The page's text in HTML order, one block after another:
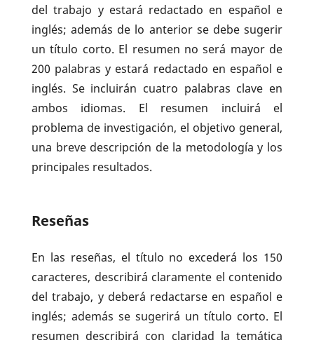
del trabajo y estará redactado en español e
inglés; además de lo anterior se debe sugerir
un título corto. El resumen no será mayor de
200 palabras y estará redactado en español e
inglés. Se incluirán cuatro palabras clave en
ambos idiomas. El resumen incluirá el
problema de investigación, el objetivo general,
una breve descripción de la metodología y los
principales resultados.
Reseñas
En las reseñas, el título no excederá los 150
caracteres, describirá claramente el contenido
del trabajo, y deberá redactarse en español e
inglés; además se sugerirá un título corto. El
resumen describirá con claridad la temática